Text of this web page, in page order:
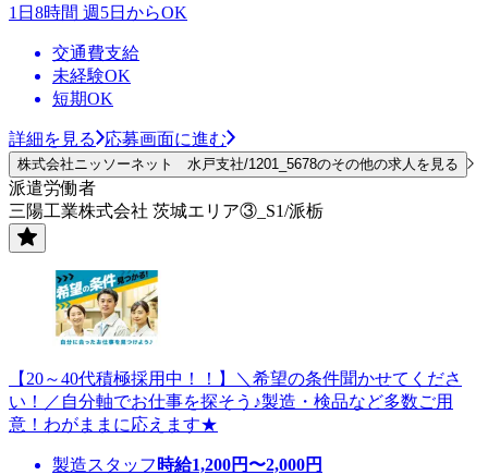
1日8時間 週5日からOK
交通費支給
未経験OK
短期OK
詳細を見る 応募画面に進む
株式会社ニッソーネット 水戸支社/1201_5678のその他の求人を見る
派遣労働者
三陽工業株式会社 茨城エリア③_S1/派栃
【20～40代積極採用中！！】＼希望の条件聞かせてくださ
い！／自分軸でお仕事を探そう♪製造・検品など多数ご用
意！わがままに応えます★
製造スタッフ 時給1,200円〜2,000円